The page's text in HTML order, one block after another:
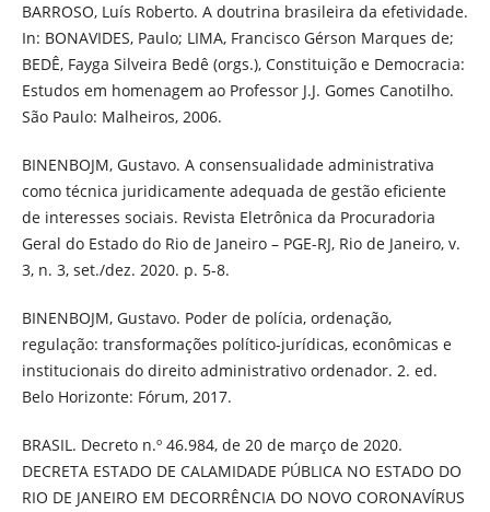
BARROSO, Luís Roberto. A doutrina brasileira da efetividade.
In: BONAVIDES, Paulo; LIMA, Francisco Gérson Marques de;
BEDÊ, Fayga Silveira Bedê (orgs.), Constituição e Democracia:
Estudos em homenagem ao Professor J.J. Gomes Canotilho.
São Paulo: Malheiros, 2006.
BINENBOJM, Gustavo. A consensualidade administrativa
como técnica juridicamente adequada de gestão eficiente
de interesses sociais. Revista Eletrônica da Procuradoria
Geral do Estado do Rio de Janeiro – PGE-RJ, Rio de Janeiro, v.
3, n. 3, set./dez. 2020. p. 5-8.
BINENBOJM, Gustavo. Poder de polícia, ordenação,
regulação: transformações político-jurídicas, econômicas e
institucionais do direito administrativo ordenador. 2. ed.
Belo Horizonte: Fórum, 2017.
BRASIL. Decreto n.º 46.984, de 20 de março de 2020.
DECRETA ESTADO DE CALAMIDADE PÚBLICA NO ESTADO DO
RIO DE JANEIRO EM DECORRÊNCIA DO NOVO CORONAVÍRUS